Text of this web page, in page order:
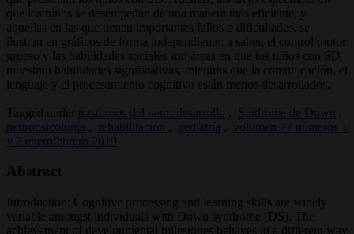
que los niños se desempeñan de una manera más eficiente, y
aquellas en las que tienen importantes fallos o dificultades, se
ilustran en gráficos de forma independiente; a saber, el control motor
grueso y las habilidades sociales son áreas en que los niños con SD
muestran habilidades significativas, mientras que la comunicación, el
lenguaje y el procesamiento cognitivo están menos desarrollados.
Tagged under trastornos del neurodesarrollo Síndrome de Down
neuropsicología
rehabilitación pediatría
volumen 77 números 1
y 2 enerofebrero 2019
Abstract
Introduction: Cognitive processing and learning skills are widely
variable amongst individuals with Down syndrome (DS). The
achievement of developmental milestones behaves in a different way